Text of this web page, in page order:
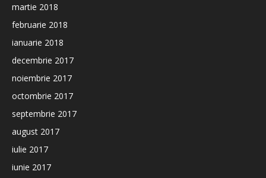
martie 2018
februarie 2018
ianuarie 2018
decembrie 2017
noiembrie 2017
octombrie 2017
septembrie 2017
august 2017
iulie 2017
iunie 2017